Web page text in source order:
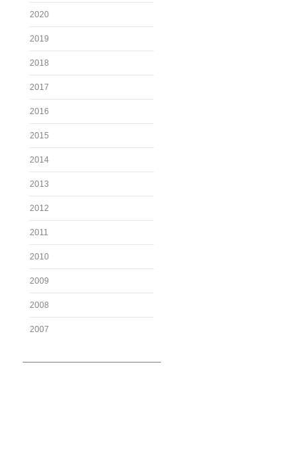
2020
2019
2018
2017
2016
2015
2014
2013
2012
2011
2010
2009
2008
2007